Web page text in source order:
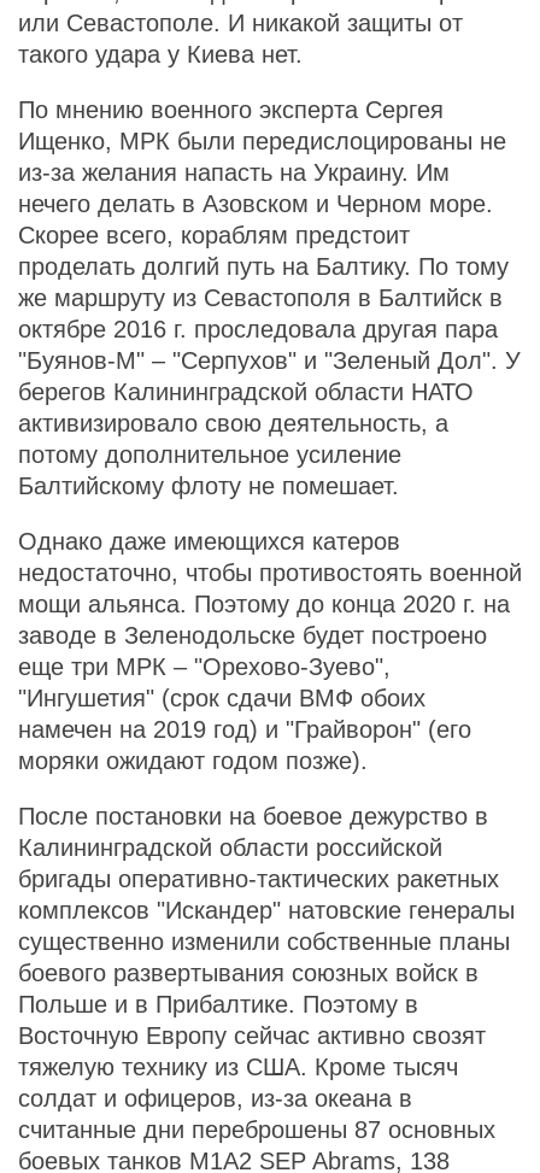
или Севастополе. И никакой защиты от
такого удара у Киева нет.
По мнению военного эксперта Сергея
Ищенко, МРК были передислоцированы не
из-за желания напасть на Украину. Им
нечего делать в Азовском и Черном море.
Скорее всего, кораблям предстоит
проделать долгий путь на Балтику. По тому
же маршруту из Севастополя в Балтийск в
октябре 2016 г. проследовала другая пара
"Буянов-М" – "Серпухов" и "Зеленый Дол". У
берегов Калининградской области НАТО
активизировало свою деятельность, а
потому дополнительное усиление
Балтийскому флоту не помешает.
Однако даже имеющихся катеров
недостаточно, чтобы противостоять военной
мощи альянса. Поэтому до конца 2020 г. на
заводе в Зеленодольске будет построено
еще три МРК – "Орехово-Зуево",
"Ингушетия" (срок сдачи ВМФ обоих
намечен на 2019 год) и "Грайворон" (его
моряки ожидают годом позже).
После постановки на боевое дежурство в
Калининградской области российской
бригады оперативно-тактических ракетных
комплексов "Искандер" натовские генералы
существенно изменили собственные планы
боевого развертывания союзных войск в
Польше и в Прибалтике. Поэтому в
Восточную Европу сейчас активно свозят
тяжелую технику из США. Кроме тысяч
солдат и офицеров, из-за океана в
считанные дни переброшены 87 основных
боевых танков M1A2 SEP Abrams, 138